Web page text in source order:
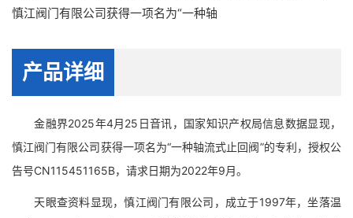
慎江阀门有限公司获得一项名为“一种轴
产品详细
金融界2025年4月25日音讯，国家知识产权局信息数据显现，
慎江阀门有限公司获得一项名为“一种轴流式止回阀”的专利，授权公
告号CN115451165B，请求日期为2022年9月。
天眼查资料显现，慎江阀门有限公司，成立于1997年，坐落温